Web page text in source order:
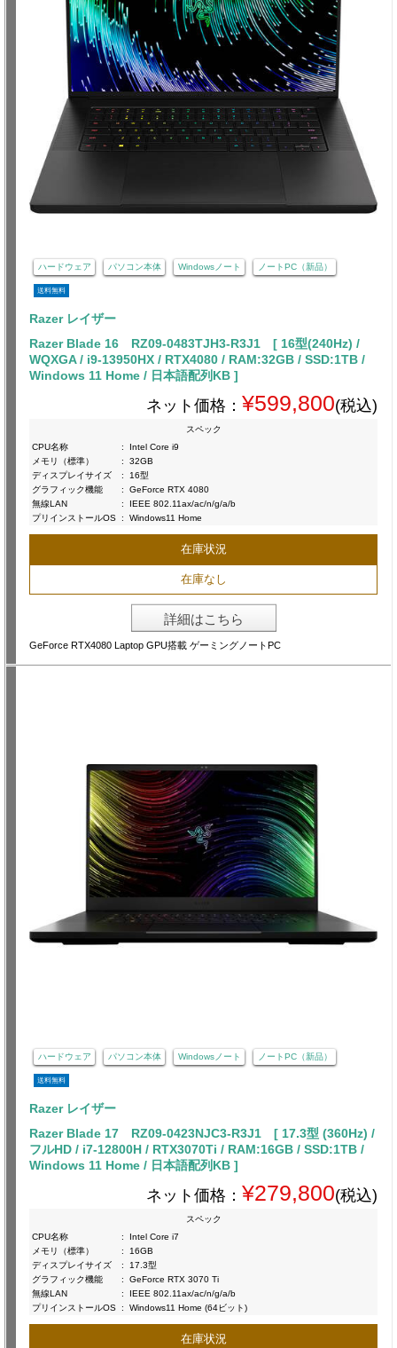
ハードウェア パソコン本体 Windowsノート ノートPC（新品）
送料無料
Razer レイザー
Razer Blade 16 RZ09-0483TJH3-R3J1 [ 16型(240Hz) /
WQXGA / i9-13950HX / RTX4080 / RAM:32GB / SSD:1TB /
Windows 11 Home / 日本語配列KB ]
ネット価格： ¥599,800(税込)
スペック
CPU名称
:
Intel Core i9
メモリ（標準）
:
32GB
ディスプレイサイズ
:
16型
グラフィック機能
:
GeForce RTX 4080
無線LAN
:
IEEE 802.11ax/ac/n/g/a/b
プリインストールOS : Windows11 Home
在庫状況
在庫なし
詳細はこちら
GeForce RTX4080 Laptop GPU搭載 ゲーミングノートPC
ハードウェア パソコン本体 Windowsノート ノートPC（新品）
送料無料
Razer レイザー
Razer Blade 17 RZ09-0423NJC3-R3J1 [ 17.3型 (360Hz) /
フルHD / i7-12800H / RTX3070Ti / RAM:16GB / SSD:1TB /
Windows 11 Home / 日本語配列KB ]
ネット価格： ¥279,800(税込)
スペック
CPU名称
:
Intel Core i7
メモリ（標準）
:
16GB
ディスプレイサイズ
:
17.3型
グラフィック機能
:
GeForce RTX 3070 Ti
無線LAN
:
IEEE 802.11ax/ac/n/g/a/b
プリインストールOS : Windows11 Home (64ビット)
在庫状況